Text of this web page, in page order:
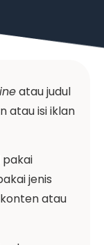
atau judul
atau isi iklan
pakai
jenis
atau